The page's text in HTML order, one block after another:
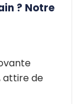
? Notre
attire de